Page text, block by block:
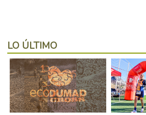
LO ÚLTIMO